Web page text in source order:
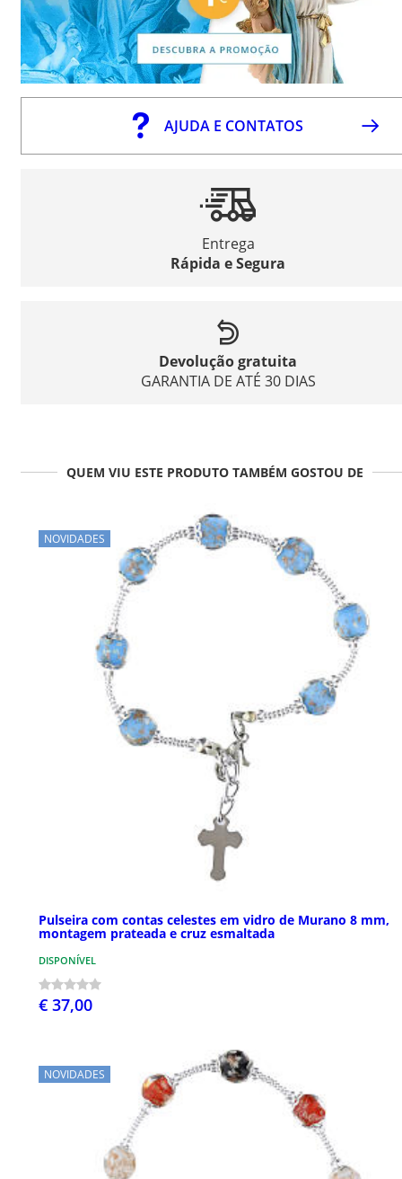
AJUDA E CONTATOS
Entrega
Rápida e Segura
Devolução gratuita
GARANTIA DE ATÉ 30 DIAS
QUEM VIU ESTE PRODUTO TAMBÉM GOSTOU DE
NOVIDADES
Pulseira com contas celestes em vidro de Murano 8 mm,
montagem prateada e cruz esmaltada
DISPONÍVEL
€ 37,00
NOVIDADES